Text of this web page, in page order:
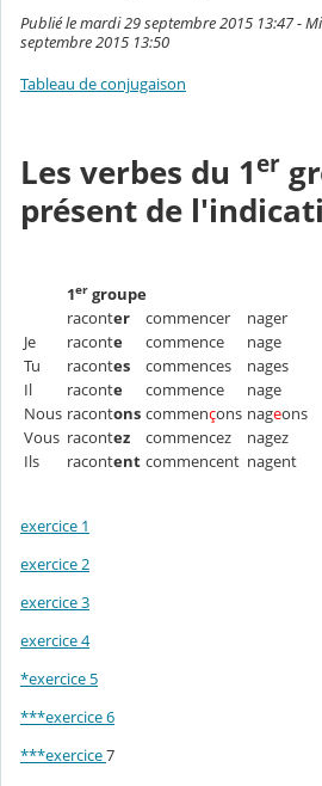
Publié le mardi 29 septembre 2015 13:47 -
septembre 2015 13:50
Tableau de conjugaison
Les verbes du 1er
présent de
1er groupe
raconter commencer
nager
Je
raconte commence
nage
Tu
racontes commences
nages
Il
raconte commence
nage
Nous racontons commençons nageons
Vous racontez commencez
nagez
Ils
racontent commencent nagent
exercice 1
exercice 2
exercice 3
exercice 4
*exercice 5
***exercice 6
***exercice7